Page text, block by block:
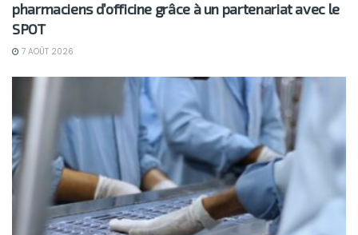
pharmaciens d’officine grâce à un partenariat avec le
SPOT
7 AOÛT 2026